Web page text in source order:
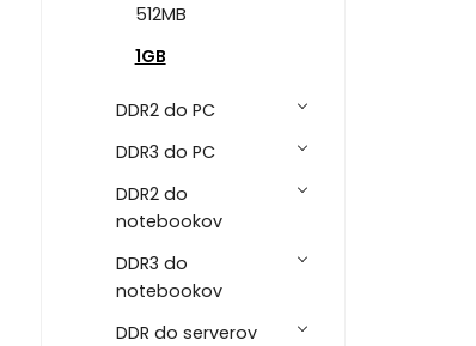
512MB
1GB
DDR2 do PC
DDR3 do PC
DDR2 do
notebookov
DDR3 do
notebookov
DDR do serverov